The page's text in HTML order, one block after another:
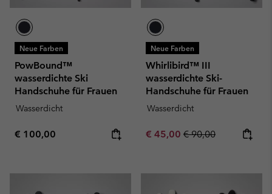
Neue Farben
PowBound™
wasserdichte Ski
Handschuhe für Frauen
Wasserdicht
Regular price:
€ 100,00
Neue Farben
Whirlibird™ III
wasserdichte Ski-
Handschuhe für Frauen
Wasserdicht
Sale price:
€ 45,00 Regular price:
€ 90,00